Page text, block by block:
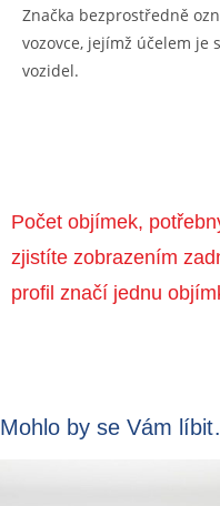
Značka bezprostředně
vozovce, jejímž účelem je
vozidel.
Počet objímek,
zjistíte zobrazením
profil značí jednu
Mohlo by se Vám